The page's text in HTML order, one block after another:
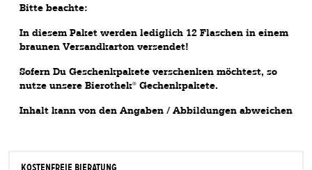
Bitte beachte:
In diesem Paket werden lediglich 12 Flaschen in einem
braunen Versandkarton versendet!
Sofern Du Geschenkpakete verschenken möchtest, so
nutze unsere Bierothek® Gechenkpakete.
Inhalt kann von den Angaben / Abbildungen abweichen
KOSTENFREIE BIERATUNG